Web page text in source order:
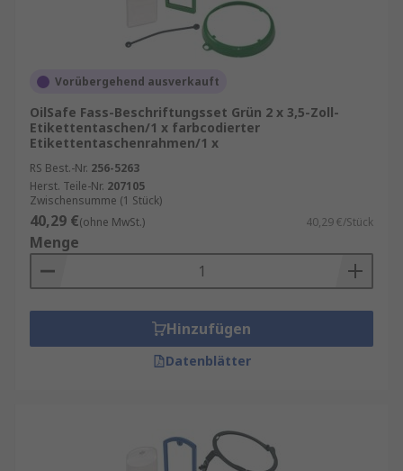
Vorübergehend ausverkauft
OilSafe Fass-Beschriftungsset Grün 2 x 3,5-Zoll-
Etikettentaschen/1 x farbcodierter
Etikettentaschenrahmen/1 x
RS Best.-Nr. 256-5263
Herst. Teile-Nr. 207105
Zwischensumme (1 Stück)
40,29 €(ohne MwSt.) 40,29 €/Stück
Menge
Hinzufügen
Datenblätter